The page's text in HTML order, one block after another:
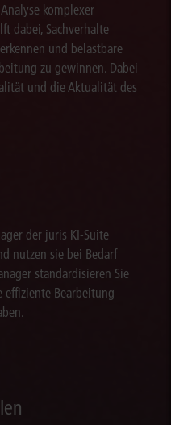
komplexer
dabei, Sachverhalte
und belastbare
zu gewinnen. Dabei
und die Aktualität des
der juris KI-Suite
nutzen sie bei Bedarf
standardisieren Sie
effiziente Bearbeitung